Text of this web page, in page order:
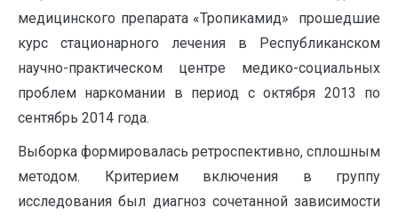
медицинского препарата «Тропикамид» прошедшие
курс стационарного лечения в Республиканском
научно-практическом центре медико-социальных
проблем наркомании в период с октября 2013 по
сентябрь 2014 года.
Выборка формировалась ретроспективно, сплошным
методом. Критерием включения в группу
исследования был диагноз сочетанной зависимости